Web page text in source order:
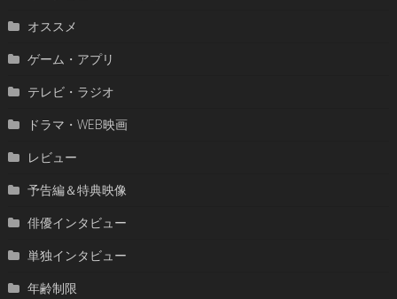
オススメ
ゲーム・アプリ
テレビ・ラジオ
ドラマ・WEB映画
レビュー
予告編＆特典映像
俳優インタビュー
単独インタビュー
年齢制限